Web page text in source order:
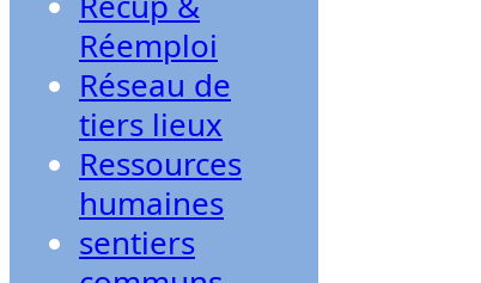
Réemploi
Réseau de
tiers lieux
Ressources
humaines
sentiers